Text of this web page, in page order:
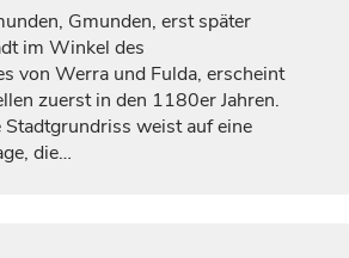
, Gmunden, erst später
im Winkel des
von Werra und Fulda, erscheint
zuerst in den 1180er Jahren.
weist auf eine
die…